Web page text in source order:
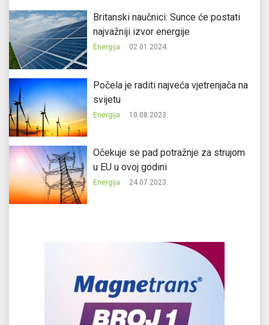
Britanski naučnici: Sunce će postati
najvažniji izvor energije
Energija 02.01.2024.
Počela je raditi najveća vjetrenjača na
svijetu
Energija 10.08.2023.
Očekuje se pad potražnje za strujom
u EU u ovoj godini
Energija 24.07.2023.